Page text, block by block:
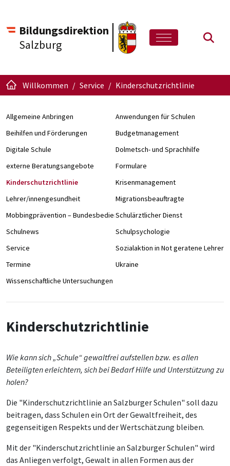
Bildungsdirektion
Salzburg
Willkommen Service Kinderschutzrichtlinie
Allgemeine Anbringen
Anwendungen für Schulen
Beihilfen und Förderungen
Budgetmanagement
Digitale Schule
Dolmetsch- und Sprachhilfe
externe Beratungsangebote
Formulare
Kinderschutzrichtlinie
Krisenmanagement
Lehrer/innengesundheit
Migrationsbeauftragte
Mobbingprävention – Bundesbedienstete an Schulen
Schulärztlicher Dienst
Schulnews
Schulpsychologie
Service
Sozialaktion in Not geratene Lehrer/
Termine
Ukraine
Wissenschaftliche Untersuchungen
Kinderschutzrichtlinie
Wie kann sich „Schule“ gewaltfrei aufstellen bzw. es allen
Beteiligten erleichtern, sich bei Bedarf Hilfe und Unterstützung zu
holen?
Die "Kinderschutzrichtlinie an Salzburger Schulen" soll dazu
beitragen, dass Schulen ein Ort der Gewaltfreiheit, des
gegenseitigen Respekts und der Wertschätzung bleiben.
Mit der "Kinderschutzrichtlinie an Salzburger Schulen" wird
das Anliegen verfolgt, Gewalt in allen Formen aus der